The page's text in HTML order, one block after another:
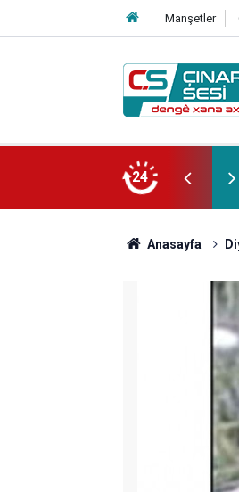
Manşetler
24
Anasayfa